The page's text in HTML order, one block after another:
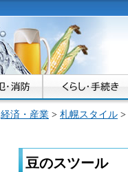
経済・産業 > 札幌スタイル >
豆のスツール